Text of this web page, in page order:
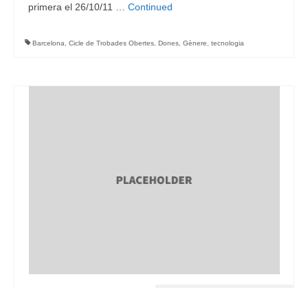
primera el 26/10/11 … Continued
Barcelona Cicle de Trobades Obertes Dones Gènere tecnologia